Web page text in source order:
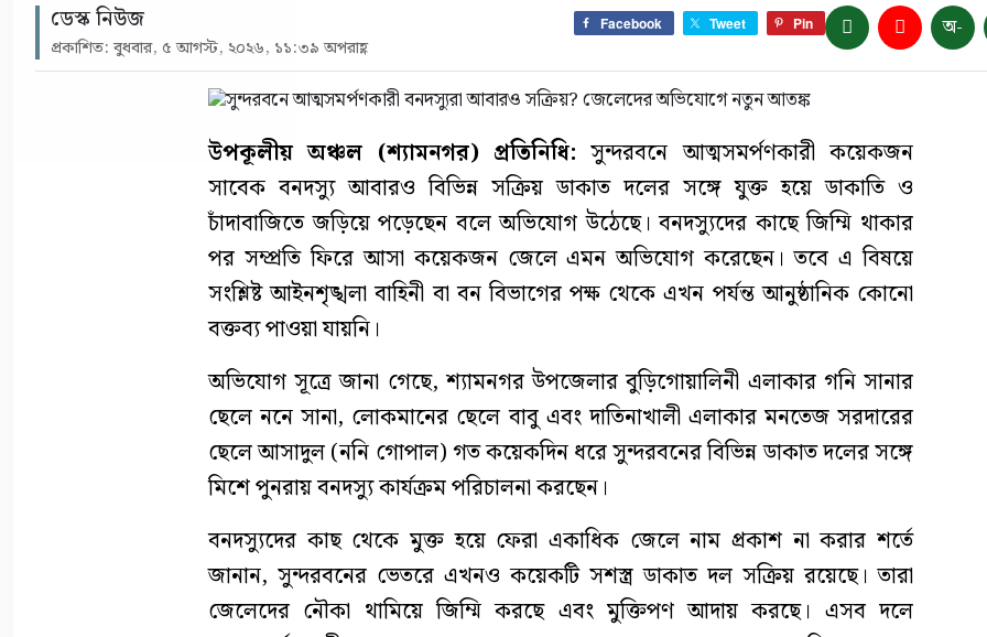
ডেস্ক নিউজ
প্রকাশিত: বুধবার, ৫ আগস্ট, ২০২৬, ১১:৩৯ অপরাহ্ণ
Facebook Tweet Pin অ-
উপকূলীয় অঞ্চল (শ্যামনগর) প্রতিনিধি: সুন্দরবনে আত্মসমর্পণকারী কয়েকজন
সাবেক বনদস্যু আবারও বিভিন্ন সক্রিয় ডাকাত দলের সঙ্গে যুক্ত হয়ে ডাকাতি ও
চাঁদাবাজিতে জড়িয়ে পড়েছেন বলে অভিযোগ উঠেছে। বনদস্যুদের কাছে জিম্মি থাকার
পর সম্প্রতি ফিরে আসা কয়েকজন জেলে এমন অভিযোগ করেছেন। তবে এ বিষয়ে
সংশ্লিষ্ট আইনশৃঙ্খলা বাহিনী বা বন বিভাগের পক্ষ থেকে এখন পর্যন্ত আনুষ্ঠানিক কোনো
বক্তব্য পাওয়া যায়নি।
অভিযোগ সূত্রে জানা গেছে, শ্যামনগর উপজেলার বুড়িগোয়ালিনী এলাকার গনি সানার
ছেলে ননে সানা, লোকমানের ছেলে বাবু এবং দাতিনাখালী এলাকার মনতেজ সরদারের
ছেলে আসাদুল (ননি গোপাল) গত কয়েকদিন ধরে সুন্দরবনের বিভিন্ন ডাকাত দলের সঙ্গে
মিশে পুনরায় বনদস্যু কার্যক্রম পরিচালনা করছেন।
বনদস্যুদের কাছ থেকে মুক্ত হয়ে ফেরা একাধিক জেলে নাম প্রকাশ না করার শর্তে
জানান, সুন্দরবনের ভেতরে এখনও কয়েকটি সশস্ত্র ডাকাত দল সক্রিয় রয়েছে। তারা
জেলেদের নৌকা থামিয়ে জিম্মি করছে এবং মুক্তিপণ আদায় করছে। এসব দলে